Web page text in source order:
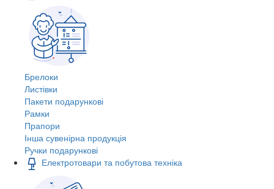
Брелоки
Листівки
Пакети подарункові
Рамки
Прапори
Інша сувенірна продукція
Ручки подарункові
Електротовари та побутова техніка